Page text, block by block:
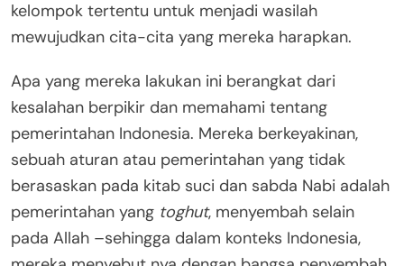
kelompok tertentu untuk menjadi wasilah
mewujudkan cita-cita yang mereka harapkan.
Apa yang mereka lakukan ini berangkat dari
kesalahan berpikir dan memahami tentang
pemerintahan Indonesia. Mereka berkeyakinan,
sebuah aturan atau pemerintahan yang tidak
berasaskan pada kitab suci dan sabda Nabi adalah
pemerintahan yang toghut, menyembah selain
pada Allah –sehingga dalam konteks Indonesia,